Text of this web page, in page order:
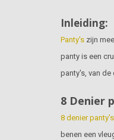
Inleiding:
Panty's zijn
panty is een
panty's, van de
8 Denier
8 denier panty's
benen een